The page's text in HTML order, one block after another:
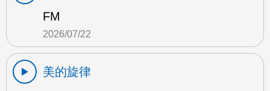
FM
2026/07/22
美的旋律